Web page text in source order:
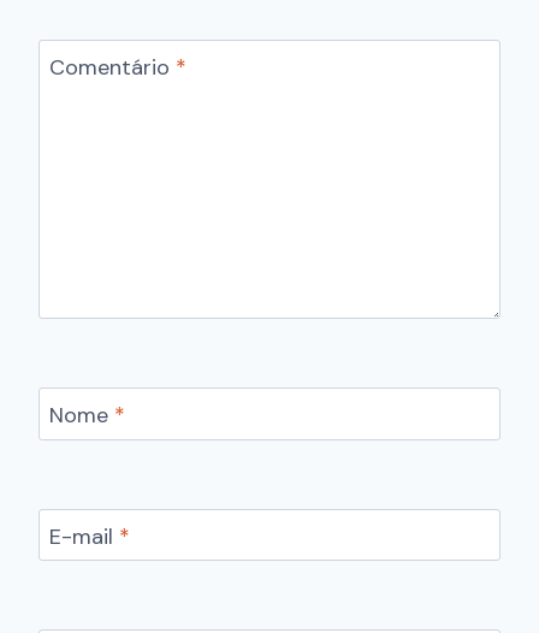
Comentário *
Nome *
E-mail *